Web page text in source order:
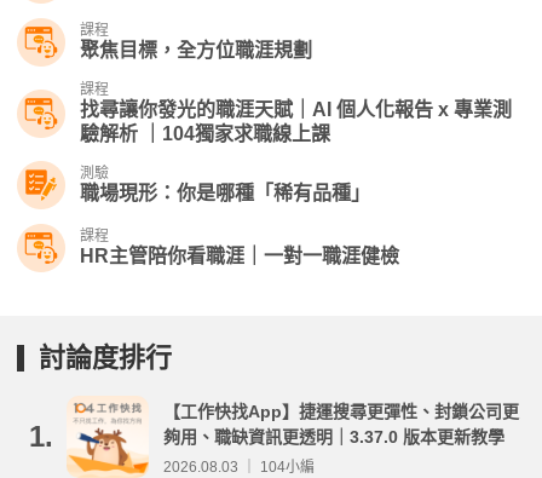
課程
聚焦目標，全方位職涯規劃
課程
找尋讓你發光的職涯天賦｜AI 個人化報告 x 專業測
驗解析 ｜104獨家求職線上課
測驗
職場現形：你是哪種「稀有品種」
課程
HR主管陪你看職涯｜一對一職涯健檢
討論度排行
1.
【工作快找App】捷運搜尋更彈性、封鎖公司更
夠用、職缺資訊更透明｜3.37.0 版本更新教學
2026.08.03 ｜ 104小編